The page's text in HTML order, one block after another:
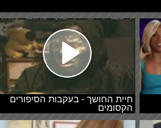
חיית החושך - בעקבות הסיפורים
הקסומים